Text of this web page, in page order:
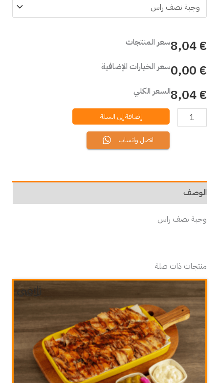
سعر المنتجات € 8,04
سعر الخيارات الإضافية € 0,00
السعر الكلي € 8,04
إضافة إلى السلة
اتصل واتساب
الوصف
وجبة نصف راس
منتجات ذات صلة